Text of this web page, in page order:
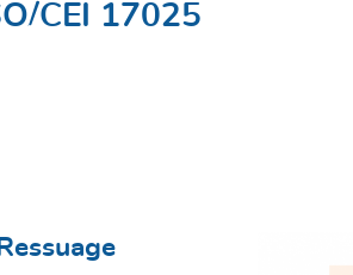
CEI 17025